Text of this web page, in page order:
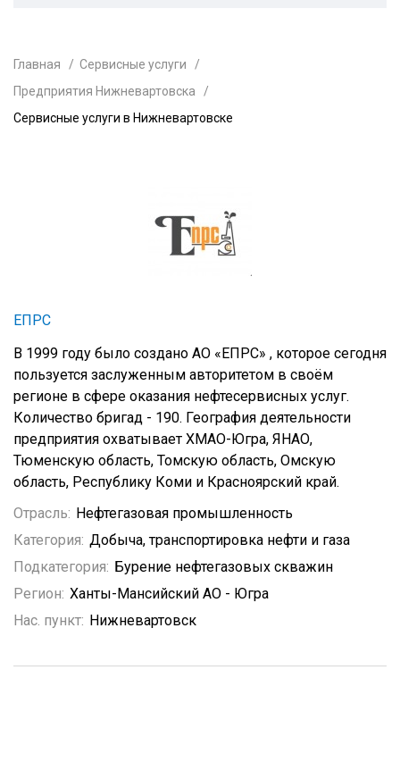
Главная
Сервисные услуги
Предприятия Нижневартовска
Сервисные услуги в Нижневартовске
ЕПРС
В 1999 году было создано АО «ЕПРС» , которое сегодня
пользуется заслуженным авторитетом в своём
регионе в сфере оказания нефтесервисных услуг.
Количество бригад - 190. География деятельности
предприятия охватывает ХМАО-Югра, ЯНАО,
Тюменскую область, Томскую область, Омскую
область, Республику Коми и Красноярский край.
Отрасль: Нефтегазовая промышленность
Категория: Добыча, транспортировка нефти и газа
Подкатегория: Бурение нефтегазовых скважин
Регион: Ханты-Мансийский АО - Югра
Нас. пункт: Нижневартовск